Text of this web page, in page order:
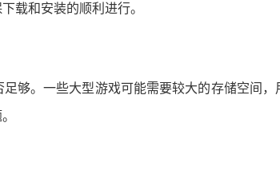
载和安装的顺利进行。
够。一些大型游戏可能需要较大的存储空间，